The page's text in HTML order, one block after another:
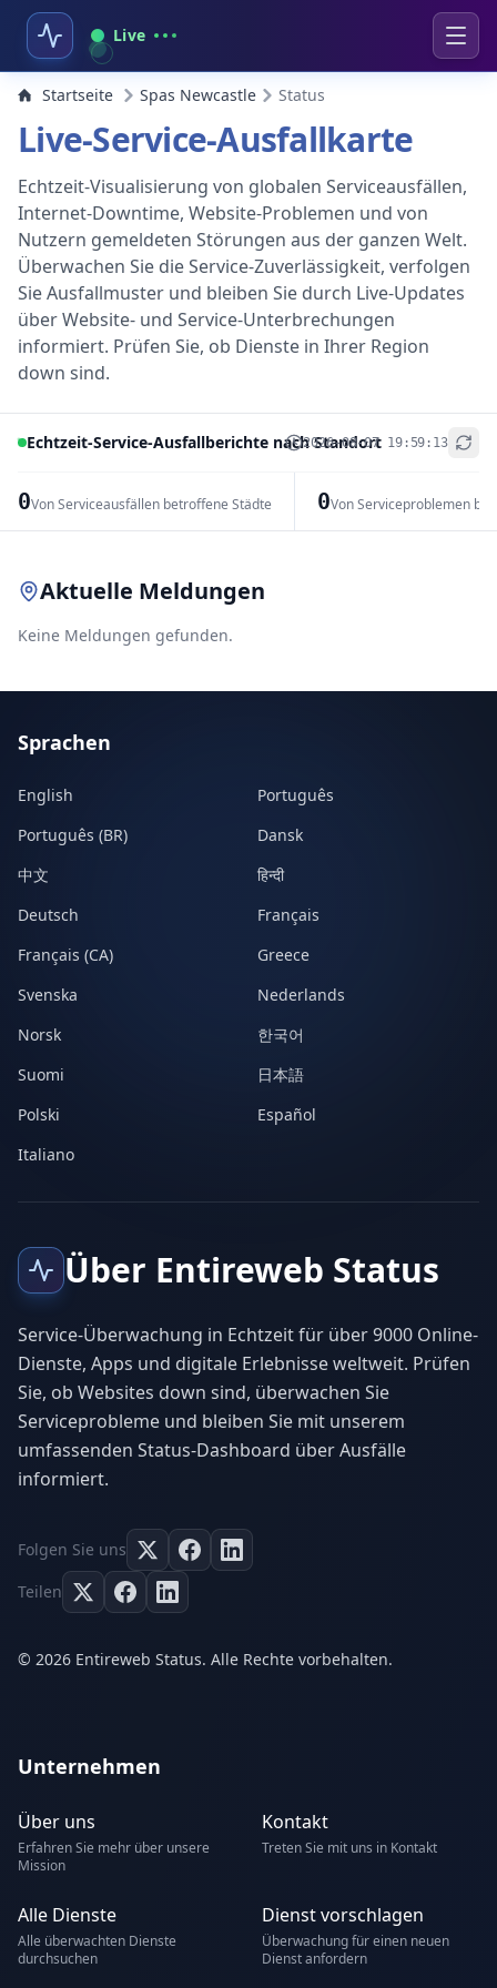
Live
Startseite Spas Newcastle Status
Live-Service-Ausfallkarte
Echtzeit-Visualisierung von globalen Serviceausfällen,
Internet-Downtime, Website-Problemen und von
Nutzern gemeldeten Störungen aus der ganzen Welt.
Überwachen Sie die Service-Zuverlässigkeit, verfolgen
Sie Ausfallmuster und bleiben Sie durch Live-Updates
über Website- und Service-Unterbrechungen
informiert. Prüfen Sie, ob Dienste in Ihrer Region
down sind.
Echtzeit-Service-Ausfallberichte nach Standort
2026-08-07 19:59:13
0Von Serviceausfällen betroffene Städte 0Von Serviceproblemen
+
Aktuelle Meldungen
Keine Meldungen gefunden.
Sprachen
English
Português
Português (BR)
Dansk
中文
हिन्दी
Deutsch
Français
Français (CA)
Greece
Svenska
Nederlands
Norsk
한국어
Suomi
日本語
Polski
Español
Italiano
Über Entireweb Status
Service-Überwachung in Echtzeit für über 9000 Online-
Dienste, Apps und digitale Erlebnisse weltweit. Prüfen
Sie, ob Websites down sind, überwachen Sie
Serviceprobleme und bleiben Sie mit unserem
umfassenden Status-Dashboard über Ausfälle
informiert.
Folgen Sie uns
Teilen
© 2026 Entireweb Status. Alle Rechte vorbehalten.
Unternehmen
Über uns
Erfahren Sie mehr über unsere
Mission
Kontakt
Treten Sie mit uns in Kontakt
Alle Dienste
Alle überwachten Dienste
durchsuchen
Dienst vorschlagen
Überwachung für einen neuen
Dienst anfordern